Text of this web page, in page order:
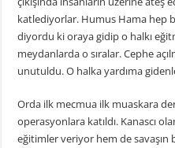
katlediyorlar. Humus Hama hep
diyordu ki oraya gidip o halkı
meydanlarda o sıralar. Cephe
unutuldu. O halka yardıma
Orda ilk mecmua ilk muaskara
operasyonlara katıldı. Kanascı
eğitimler veriyor hem de